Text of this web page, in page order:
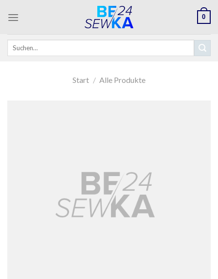
0
Suchen
Start / Alle Produkte